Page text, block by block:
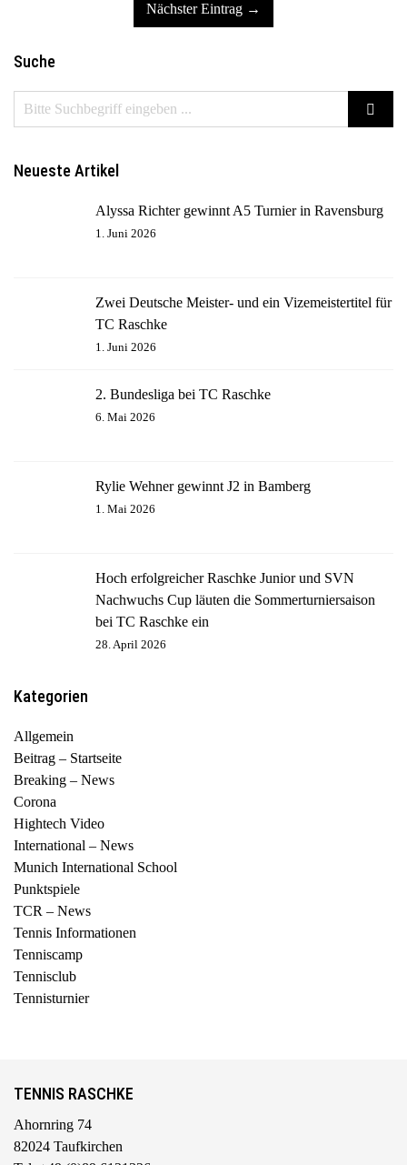
Nächster Eintrag →
Suche
Neueste Artikel
Alyssa Richter gewinnt A5 Turnier in Ravensburg
1. Juni 2026
Zwei Deutsche Meister- und ein Vizemeistertitel für
TC Raschke
1. Juni 2026
2. Bundesliga bei TC Raschke
6. Mai 2026
Rylie Wehner gewinnt J2 in Bamberg
1. Mai 2026
Hoch erfolgreicher Raschke Junior und SVN
Nachwuchs Cup läuten die Sommerturniersaison
bei TC Raschke ein
28. April 2026
Kategorien
Allgemein
Beitrag – Startseite
Breaking – News
Corona
Hightech Video
International – News
Munich International School
Punktspiele
TCR – News
Tennis Informationen
Tenniscamp
Tennisclub
Tennisturnier
TENNIS RASCHKE
Ahornring 74
82024 Taufkirchen